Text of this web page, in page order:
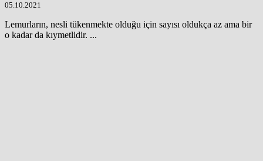
05.10.2021
Lemurların, nesli tükenmekte olduğu için sayısı oldukça az ama bir
o kadar da kıymetlidir. ...